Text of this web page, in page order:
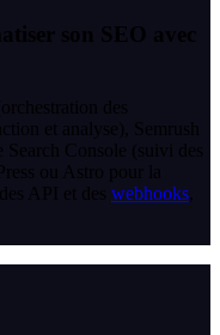
son SEO avec
des
et analyse), Semrush
Console (suivi des
ou Astro pour la
API et des webhooks